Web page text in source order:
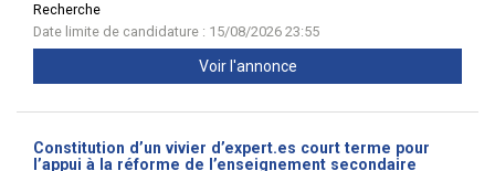
Recherche
Date limite de candidature : 15/08/2026 23:55
Voir l'annonce
Constitution d’un vivier d’expert.es court terme pour
l’appui à la réforme de l’enseignement secondaire